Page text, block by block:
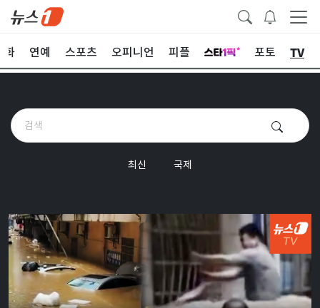
화 연예 스포츠 오피니언 피플 포토 TV
최신 국제